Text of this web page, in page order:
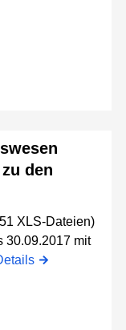
den
XLS-Dateien)
30.09.2017 mit